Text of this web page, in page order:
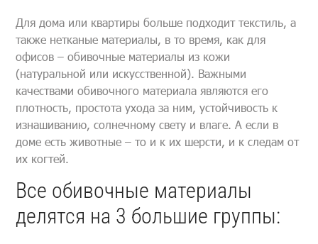
Для дома или квартиры больше подходит текстиль, а
также нетканые материалы, в то время, как для
офисов – обивочные материалы из кожи
(натуральной или искусственной). Важными
качествами обивочного материала являются его
плотность, простота ухода за ним, устойчивость к
изнашиванию, солнечному свету и влаге. А если в
доме есть животные – то и к их шерсти, и к следам от
их когтей.
Все обивочные материалы
делятся на 3 большие группы: